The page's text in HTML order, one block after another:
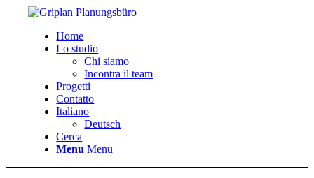
Home
Lo studio
Chi siamo
Incontra il team
Progetti
Contatto
Italiano
Deutsch
Cerca
Menu Menu